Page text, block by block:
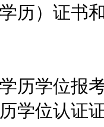
历）证书
学位报考
学位认证